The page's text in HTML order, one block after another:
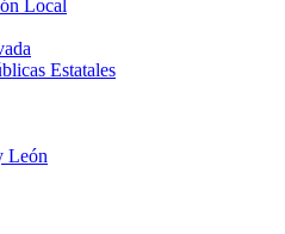
Local
Estatales
León